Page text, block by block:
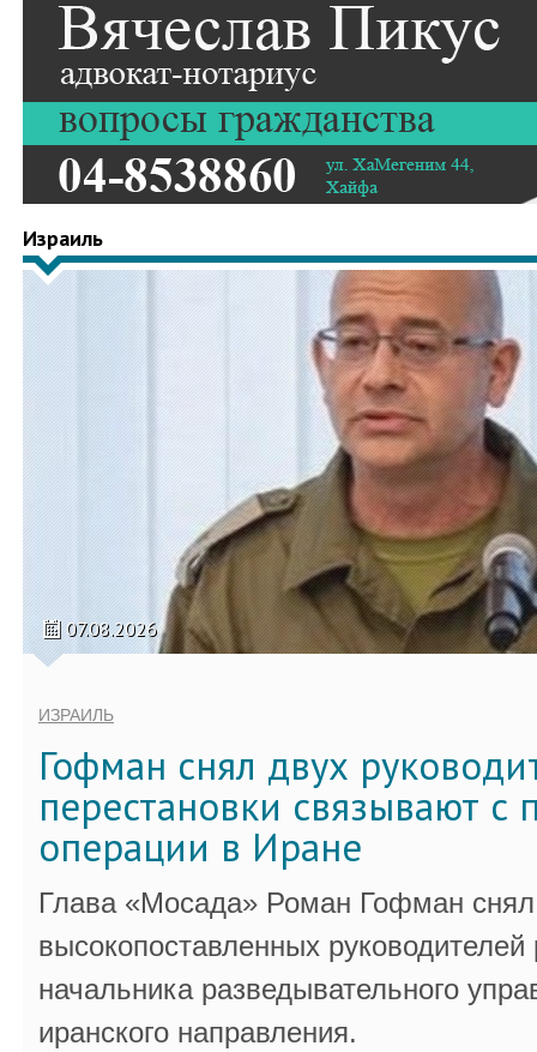
Израиль
07.08.2026
ИЗРАИЛЬ
Гофман снял двух
перестановки связывают с
операции в Иране
Глава «Мосада» Роман Гофман снял
высокопоставленных
начальника разведывательного
иранского направления.